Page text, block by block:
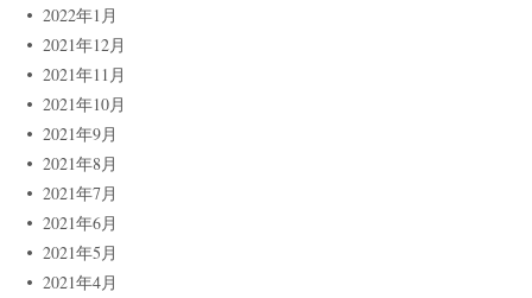
2022年1月
2021年12月
2021年11月
2021年10月
2021年9月
2021年8月
2021年7月
2021年6月
2021年5月
2021年4月